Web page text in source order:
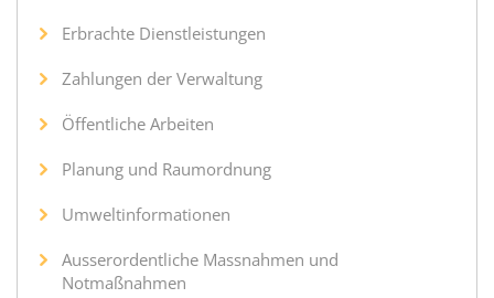
Erbrachte Dienstleistungen
Zahlungen der Verwaltung
Öffentliche Arbeiten
Planung und Raumordnung
Umweltinformationen
Ausserordentliche Massnahmen und
Notmaßnahmen